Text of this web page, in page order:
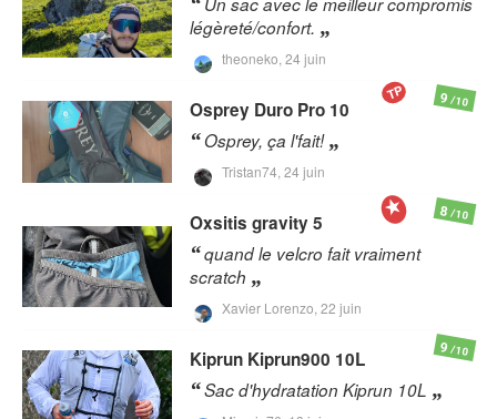
légèreté/confort.
theoneko, 24 juin
Osprey Duro Pro 10
Osprey, ça l'fait!
Tristan74, 24 juin
9/10
TP
Oxsitis gravity 5
quand le velcro fait vraiment
scratch
Xavier Lorenzo, 22 juin
8/10
Kiprun Kiprun900 10L
Sac d'hydratation Kiprun 10L
9/10